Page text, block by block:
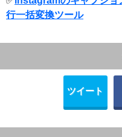
行一括変換ツール
ツイート